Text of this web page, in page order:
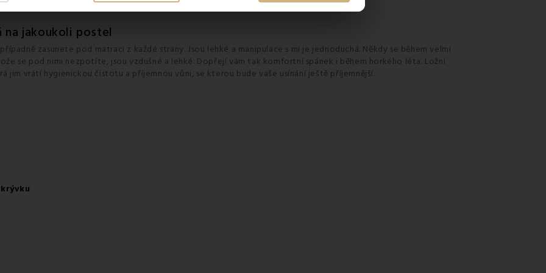
na jakoukoli postel
zasunete pod matraci z každé strany. Jsou lehké a manipulace s mi je jednoduchá. Někdy se během velmi
se pod nimi nezpotíte, jsou vzdušné a lehké. Dopřejí vám tak komfortní spánek i během horkého léta. Ložní
jim vrátí hygienickou čistotu a příjemnou vůni, se kterou bude vaše usínání ještě příjemnější.